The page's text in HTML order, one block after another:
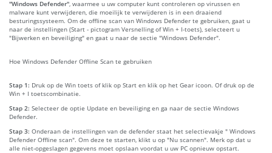
"Windows Defender" , waarmee u uw computer kunt controleren op virussen en
malware kunt verwijderen, die moeilijk te verwijderen is in een draaiend
besturingssysteem. Om de offline scan van Windows Defender te gebruiken, gaat u
naar de instellingen (Start - pictogram Versnelling of Win + I-toets), selecteert u
"Bijwerken en beveiliging" en gaat u naar de sectie "Windows Defender".
Hoe Windows Defender Offline Scan te gebruiken
Stap 1: Druk op de Win toets of klik op Start en klik op het Gear icoon. Of druk op de
Win + I toetscombinatie.
Stap 2: Selecteer de optie Update en beveiliging en ga naar de sectie Windows
Defender.
Stap 3: Onderaan de instellingen van de defender staat het selectievakje " Windows
Defender Offline scan". Om deze te starten, klikt u op "Nu scannen". Merk op dat u
alle niet-opgeslagen gegevens moet opslaan voordat u uw PC opnieuw opstart.